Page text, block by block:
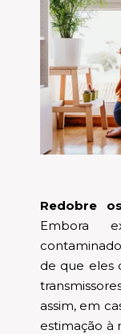
Redobre
Embora
de que eles
assim, em
estimação à